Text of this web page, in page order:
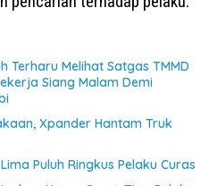
Terharu Melihat Satgas TMMD
Siang Malam Demi
Xpander Hantam Truk
Puluh Ringkus Pelaku Curas